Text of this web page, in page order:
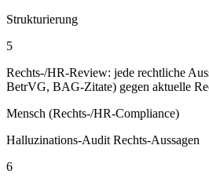
Strukturierung
5
Rechts-/HR-Review: jede rechtliche
BetrVG, BAG-Zitate) gegen aktuelle
Mensch (Rechts-/HR-Compliance)
Halluzinations-Audit Rechts-Aussagen
6